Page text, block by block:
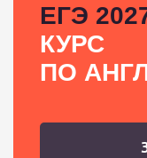
ЕГЭ
КУРС
ПО